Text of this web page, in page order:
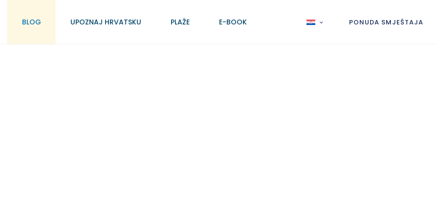
BLOG UPOZNAJ HRVATSKU PLAŽE E-BOOK PONUDA SMJEŠTAJA